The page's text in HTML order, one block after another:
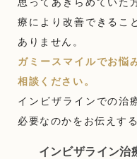
療により改善できるこ
ありません。
ガミースマイルでお悩
相談ください。
インビザラインでの治
必要なのかをお伝えす
インビザライン治